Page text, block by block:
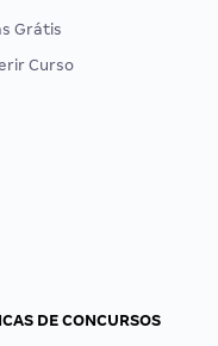
Grátis
Curso
DE CONCURSOS